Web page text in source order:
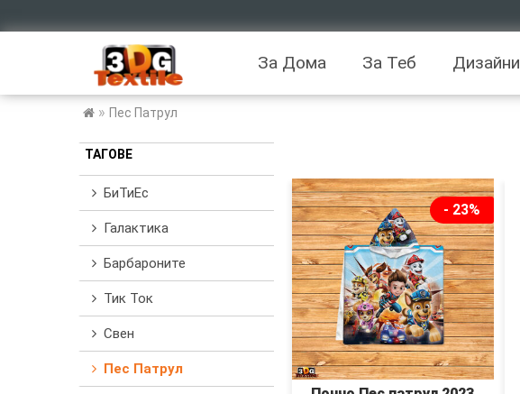
За Дома За Теб Дизайни
» Пес Патрул
ТАГОВЕ
БиТиЕс
Галактика
Барбароните
Тик Ток
Свен
Пес Патрул
- 23%